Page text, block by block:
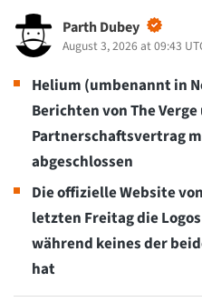
Parth Dubey
August 3, 2026 at 09:43
Helium (umbenannt in
Berichten von The
Partnerschaftsvertrag
abgeschlossen
Die offizielle Website
letzten Freitag die
während keines der
hat